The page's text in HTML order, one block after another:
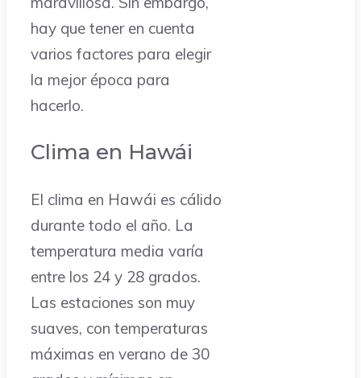
hay que tener en cuenta
varios factores para elegir
la mejor época para
hacerlo.
Clima en Hawái
El clima en Hawái es cálido
durante todo el año. La
temperatura media varía
entre los 24 y 28 grados.
Las estaciones son muy
suaves, con temperaturas
máximas en verano de 30